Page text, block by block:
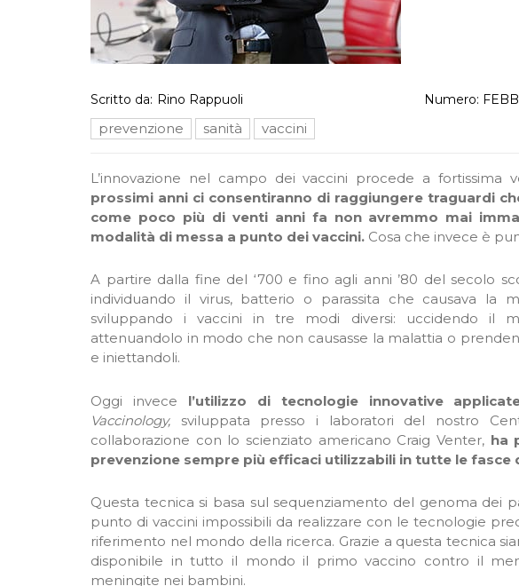
Scritto da: Rino Rappuoli Numero:
prevenzione sanità vaccini
L’innovazione nel campo dei vaccini procede a fortissima
prossimi anni ci consentiranno di raggiungere traguardi
come poco più di venti anni fa non avremmo mai
modalità di messa a punto dei vaccini. Cosa che invece è
A partire dalla fine del ‘700 e fino agli anni ’80 del secolo
individuando il virus, batterio o parassita che causava la
sviluppando i vaccini in tre modi diversi: uccidendo il
attenuandolo in modo che non causasse la malattia o
e iniettandoli.
Oggi invece l’utilizzo di tecnologie innovative
Vaccinology, sviluppata presso i laboratori del nostro
collaborazione con lo scienziato americano Craig Venter, ha
prevenzione sempre più efficaci utilizzabili in tutte le fasce
Questa tecnica si basa sul sequenziamento del genoma dei
punto di vaccini impossibili da realizzare con le tecnologie
riferimento nel mondo della ricerca. Grazie a questa tecnica
disponibile in tutto il mondo il primo vaccino contro il
meningite nei bambini.